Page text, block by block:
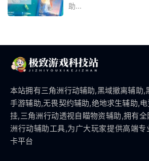
助...
本站拥有三角洲行动辅助,黑域撤离辅助,
手游辅助,无畏契约辅助,绝地求生辅助,
挂,三角洲行动透视自瞄物资辅助,拥有
洲行动辅助工具,为广大玩家提供高端专
卡平台